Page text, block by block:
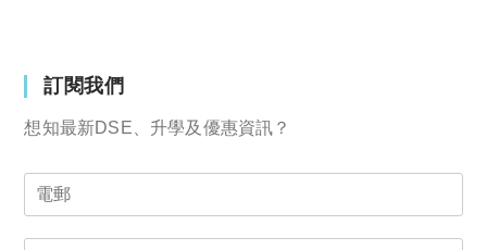
訂閱我們
想知最新DSE、升學及優惠資訊？